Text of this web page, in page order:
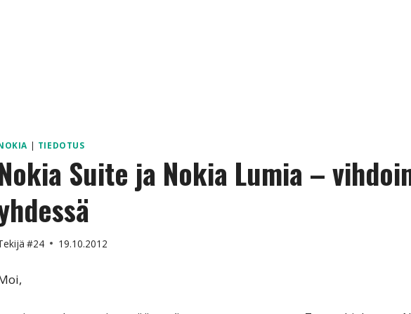
| TIEDOTUS
Suite ja Nokia Lumia –
#24 19.10.2012